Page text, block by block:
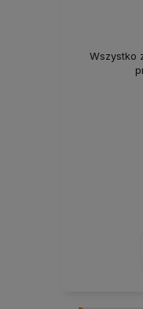
Wszystko